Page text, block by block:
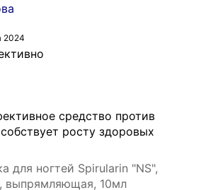
2024
средство против
росту здоровых
для ногтей Spirularin "NS",
выпрямляющая, 10мл